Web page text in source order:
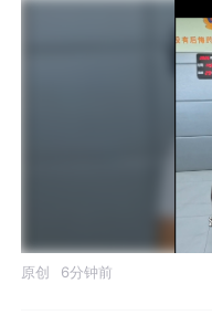
原创 6分钟前